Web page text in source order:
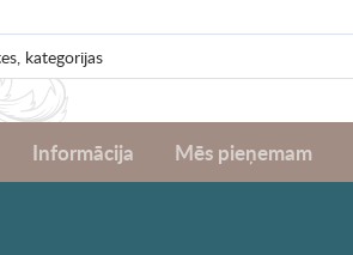
Informācija Mēs pieņemam